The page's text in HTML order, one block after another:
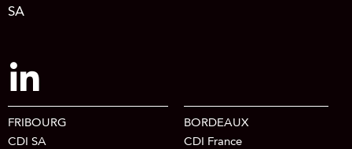
SA
FRIBOURG
CDI SA
BORDEAUX
CDI France